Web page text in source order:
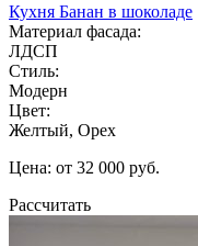
Кухня Банан в шоколаде
Материал фасада:
ЛДСП
Стиль:
Модерн
Цвет:
Желтый, Орех
Цена: от 32 000 руб.
Рассчитать